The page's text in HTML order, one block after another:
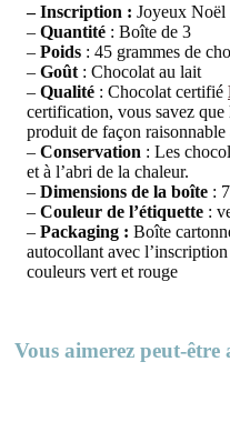
– Inscription : Joyeux Noël
– Quantité : Boîte de 3
– Poids : 45 grammes de
– Goût : Chocolat au lait
– Qualité : Chocolat certifié
certification, vous savez
produit de façon
– Conservation : Les
et à l’abri de la chaleur.
– Dimensions de la boîte :
– Couleur de l’étiquette :
– Packaging : Boîte
autocollant avec
couleurs vert et rouge
Vous aimerez peut-être